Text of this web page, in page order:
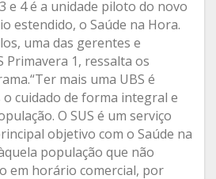
e 4 é a unidade piloto do novo
estendido, o Saúde na Hora.
uma das gerentes e
Primavera 1, ressalta os
mais uma UBS é
cuidado de forma integral e
O SUS é um serviço
objetivo com o Saúde na
população que não
em horário comercial, por